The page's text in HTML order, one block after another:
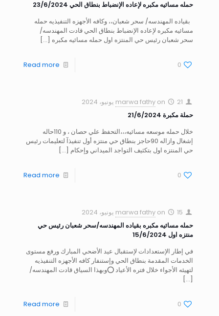
حمله مسائيه مكبره لإعاده الإنضباط بنطاق الحي 23/6/2024
بقياده المهندسه/ سحر شعبان،، وكافه الأجهزه التنفيذيه حمله
مسائيه مكبره لإعاده الإنضباط بنطاق الحي قادت المهندسه/
سحر شعبان رئيس حي المنتزه اول حمله مسائيه مكبره […]
0
Read more
marwa fathy on
21 يونيو، 2024
حملة مكبرة 21/6/2024
خلال حمله موسعه مسائيه،،،التحفظ علي حصان ، و 110حاله
إشغال وازاله 90حاجز بنطاق حي منتزه أول تنفيذآ لتعليمات رئيس
حي المنتزه اول بتكثيف التواجد الميداني وإحكام […]
0
Read more
marwa fathy on
15 يونيو، 2024
حمله مسائيه مكبره بقياده المهندسه/سحر شعبان رئيس حي
منتزه اول 15/6/2024
في إطار الإستعدادات لإستقبال عيد الأضحي المبارك ورفع مستوى
الخدمات المقدمة بنطاق الحي وإستنفار كافه الأجهزه التنفيذيه
لتهيئه الأجواء خلال فتره الأعياد ⭕وبهذا السياق قادت المهندسه/
[…]
0
Read more